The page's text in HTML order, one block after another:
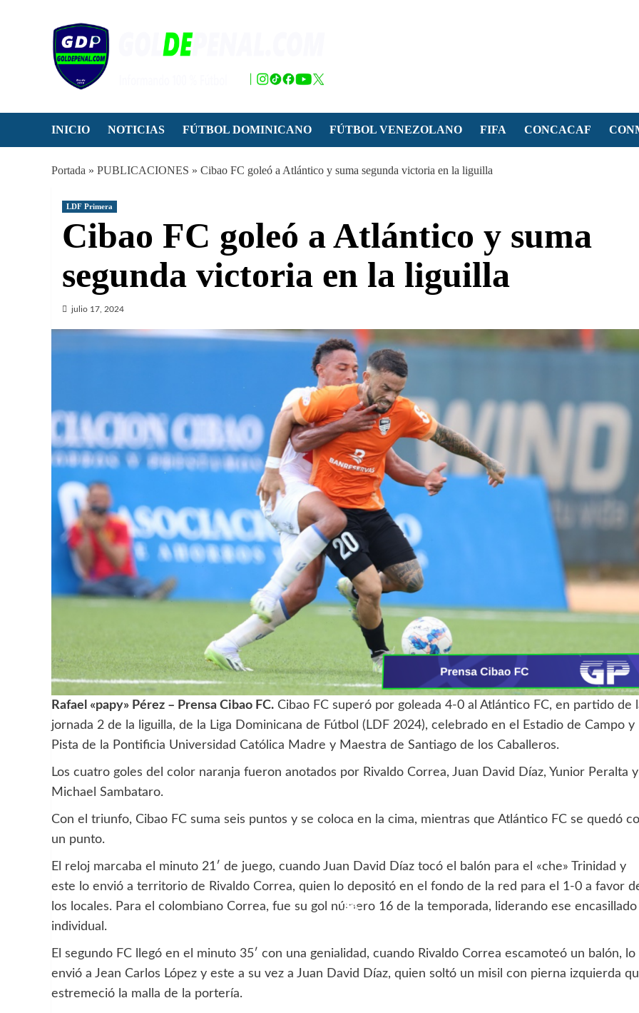
INICIO NOTICIAS FÚTBOL DOMINICANO FÚTBOL VENEZOLANO FIFA CONCACAF
Portada » PUBLICACIONES » Cibao FC goleó a Atlántico y suma segunda victoria en la liguilla
LDF Primera
Cibao FC goleó a Atlántico y suma
segunda victoria en la liguilla
julio 17, 2024
Rafael «papy» Pérez – Prensa Cibao FC. Cibao FC superó por goleada 4-0 al Atlántico FC, en partido de
jornada 2 de la liguilla, de la Liga Dominicana de Fútbol (LDF 2024), celebrado en el Estadio de Campo y
Pista de la Pontificia Universidad Católica Madre y Maestra de Santiago de los Caballeros.
Los cuatro goles del color naranja fueron anotados por Rivaldo Correa, Juan David Díaz, Yunior Peralta y
Michael Sambataro.
Con el triunfo, Cibao FC suma seis puntos y se coloca en la cima, mientras que Atlántico FC se quedó
un punto.
El reloj marcaba el minuto 21′ de juego, cuando Juan David Díaz tocó el balón para el «che» Trinidad y
este lo envió a territorio de Rivaldo Correa, quien lo depositó en el fondo de la red para el 1-0 a favor
los locales. Para el colombiano Correa, fue su gol número 16 de la temporada, liderando ese encasillado
individual.
El segundo FC llegó en el minuto 35′ con una genialidad, cuando Rivaldo Correa escamoteó un balón, lo
envió a Jean Carlos López y este a su vez a Juan David Díaz, quien soltó un misil con pierna izquierda
estremeció la malla de la portería.